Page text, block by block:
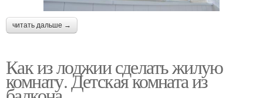
читать дальше →
Как из лоджии сделать жилую
комнату. Детская комната из